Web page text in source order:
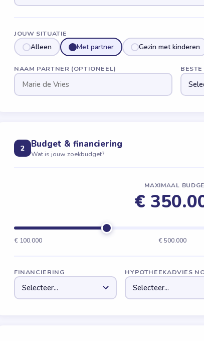
JOUW SITUATIE
Alleen Met partner Gezin met kinderen
NAAM PARTNER (OPTIONEEL)
2 Budget & financiering
Wat is jouw zoekbudget?
MAXIMAAL
€
€ 100.000 € 500.000
FINANCIERING HYPOTHEEKADVIES